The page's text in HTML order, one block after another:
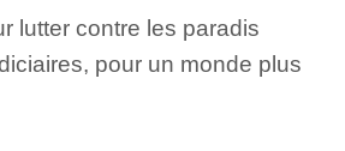
lutter contre les paradis
pour un monde plus